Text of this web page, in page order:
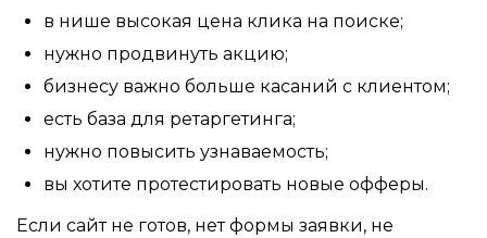
в нише высокая цена клика на поиске;
нужно продвинуть акцию;
бизнесу важно больше касаний с клиентом;
есть база для ретаргетинга;
нужно повысить узнаваемость;
вы хотите протестировать новые офферы.
Если сайт не готов, нет формы заявки, не